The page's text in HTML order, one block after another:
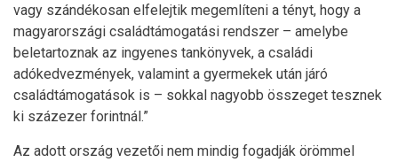
vagy szándékosan elfelejtik megemlíteni a tényt, hogy a
magyarországi családtámogatási rendszer – amelybe
beletartoznak az ingyenes tankönyvek, a családi
adókedvezmények, valamint a gyermekek után járó
családtámogatások is – sokkal nagyobb összeget tesznek
ki százezer forintnál.”
Az adott ország vezetői nem mindig fogadják örömmel